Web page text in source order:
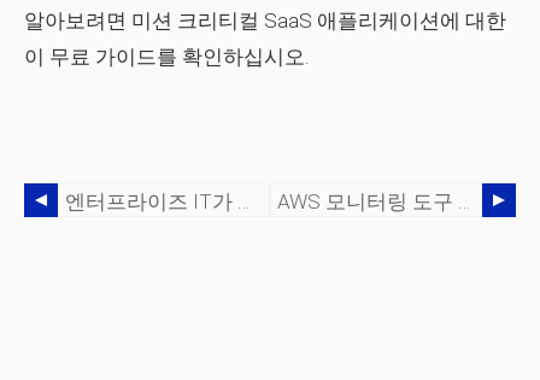
알아보려면 미션 크리티컬 SaaS 애플리케이션에 대한
이 무료 가이드를 확인하십시오.
엔터프라이즈 IT가 퍼블릭 클라우드 액세스를 해결하는 5가지 방법 AWS 모니터링 도구 설명